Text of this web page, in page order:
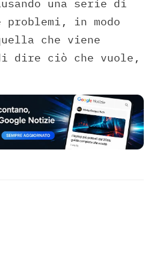
una serie di
problemi, in modo
che viene
dire ciò che vuole,